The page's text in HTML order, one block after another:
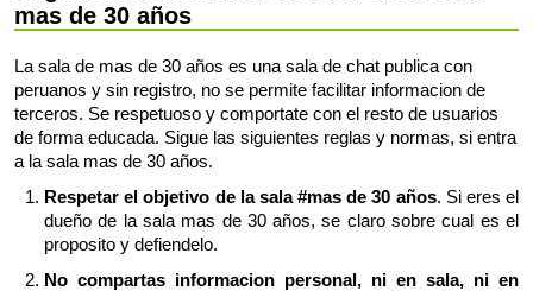
mas de 30 años
La sala de mas de 30 años es una sala de chat publica con
peruanos y sin registro, no se permite facilitar informacion de
terceros. Se respetuoso y comportate con el resto de usuarios
de forma educada. Sigue las siguientes reglas y normas, si entra
a la sala mas de 30 años.
Respetar el objetivo de la sala #mas de 30 años. Si eres el
dueño de la sala mas de 30 años, se claro sobre cual es el
proposito y defiendelo.
No compartas informacion personal, ni en sala, ni en